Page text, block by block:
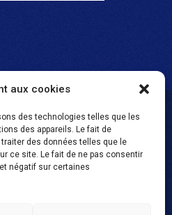
aux cookies
des technologies telles que les
des appareils. Le fait de
des données telles que le
ce site. Le fait de ne pas consentir
négatif sur certaines